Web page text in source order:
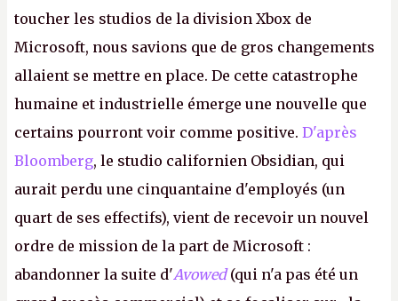
toucher les studios de la division Xbox de
Microsoft, nous savions que de gros changements
allaient se mettre en place. De cette catastrophe
humaine et industrielle émerge une nouvelle que
certains pourront voir comme positive. D'après
Bloomberg, le studio californien Obsidian, qui
aurait perdu une cinquantaine d'employés (un
quart de ses effectifs), vient de recevoir un nouvel
ordre de mission de la part de Microsoft :
abandonner la suite d'Avowed(qui n'a pas été un